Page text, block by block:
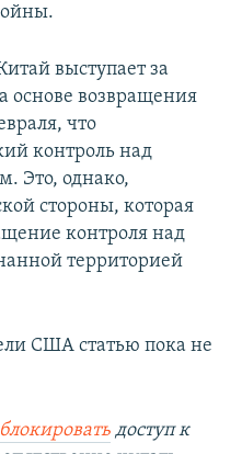
выступает за
основе возвращения
что
контроль над
Это, однако,
стороны, которая
контроля над
территорией
США статью пока не
доступ к